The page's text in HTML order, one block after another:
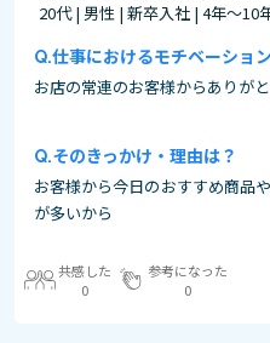
20代 | 男性 | 新卒入社 | 4年～10
仕事におけるモチベーショ
お店の常連のお客様からありが
そのきっかけ・理由は？
お客様から今日のおすすめ商品
が多いから
共感した
0
参考になった
0